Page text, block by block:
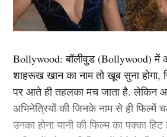
कहती हैं मुझे लगता है चाहत को इसके
करण वीर मेहरा कहते हैं, ‘चाहत मैं सच में
अविनाश और करण वीर के
Bollywood:बॉलीवुड (Bollywood)में
शाहरूख खान का नाम तो खूब सुना
पर आते ही तहलका मच जाता है. लेकिन
अभिनेत्रियों की जिनके नाम से ही फिल्में
उनका होना यानी की फिल्म का पक्का